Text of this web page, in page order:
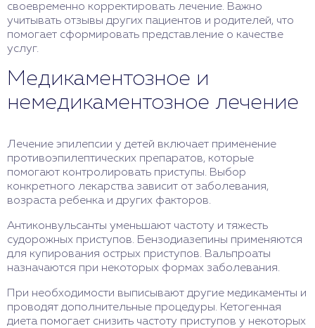
своевременно корректировать лечение. Важно
учитывать отзывы других пациентов и родителей, что
помогает сформировать представление о качестве
услуг.
Медикаментозное и
немедикаментозное лечение
Лечение эпилепсии у детей включает применение
противоэпилептических препаратов, которые
помогают контролировать приступы. Выбор
конкретного лекарства зависит от заболевания,
возраста ребенка и других факторов.
Антиконвульсанты уменьшают частоту и тяжесть
судорожных приступов. Бензодиазепины применяются
для купирования острых приступов. Вальпроаты
назначаются при некоторых формах заболевания.
При необходимости выписывают другие медикаменты и
проводят дополнительные процедуры. Кетогенная
диета помогает снизить частоту приступов у некоторых